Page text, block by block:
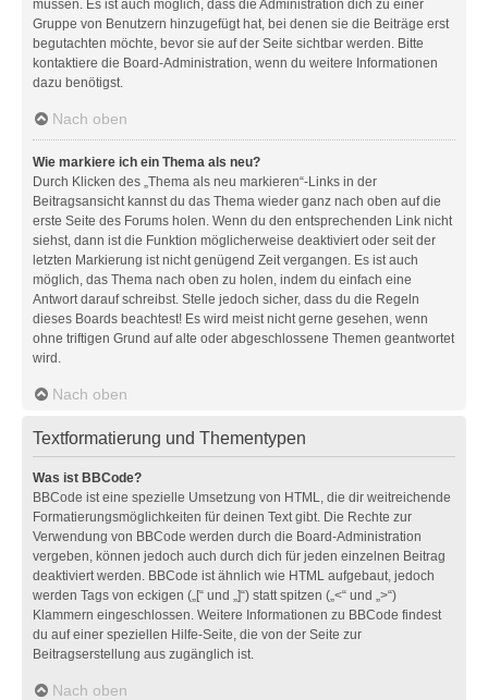
müssen. Es ist auch möglich, dass die Administration dich zu einer
Gruppe von Benutzern hinzugefügt hat, bei denen sie die Beiträge erst
begutachten möchte, bevor sie auf der Seite sichtbar werden. Bitte
kontaktiere die Board-Administration, wenn du weitere Informationen
dazu benötigst.
Nach oben
Wie markiere ich ein Thema als neu?
Durch Klicken des „Thema als neu markieren“-Links in der
Beitragsansicht kannst du das Thema wieder ganz nach oben auf die
erste Seite des Forums holen. Wenn du den entsprechenden Link nicht
siehst, dann ist die Funktion möglicherweise deaktiviert oder seit der
letzten Markierung ist nicht genügend Zeit vergangen. Es ist auch
möglich, das Thema nach oben zu holen, indem du einfach eine
Antwort darauf schreibst. Stelle jedoch sicher, dass du die Regeln
dieses Boards beachtest! Es wird meist nicht gerne gesehen, wenn
ohne triftigen Grund auf alte oder abgeschlossene Themen geantwortet
wird.
Nach oben
Textformatierung und Thementypen
Was ist BBCode?
BBCode ist eine spezielle Umsetzung von HTML, die dir weitreichende
Formatierungsmöglichkeiten für deinen Text gibt. Die Rechte zur
Verwendung von BBCode werden durch die Board-Administration
vergeben, können jedoch auch durch dich für jeden einzelnen Beitrag
deaktiviert werden. BBCode ist ähnlich wie HTML aufgebaut, jedoch
werden Tags von eckigen („[“ und „]“) statt spitzen („<“ und „>“)
Klammern eingeschlossen. Weitere Informationen zu BBCode findest
du auf einer speziellen Hilfe-Seite, die von der Seite zur
Beitragserstellung aus zugänglich ist.
Nach oben